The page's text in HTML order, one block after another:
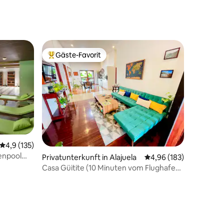
Durchschnittliche Bewertung: 4,9 von 5, 135 Bewertungen
4,9 (135)
Beliebter Gäste-Favorit.
Gäste-Favorit
Privatunterkunft in Alajuela Durchschnittliche
4,96 (183)
Casa Güitite (10 Minuten vom Flughafen